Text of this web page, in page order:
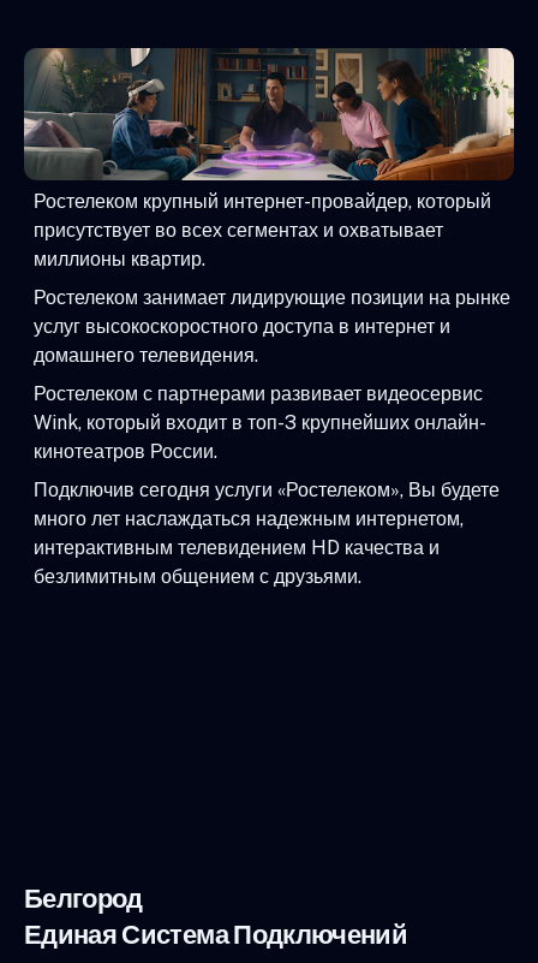
Ростелеком крупный интернет-провайдер, который
присутствует во всех сегментах и охватывает
миллионы квартир.
Ростелеком занимает лидирующие позиции на рынке
услуг высокоскоростного доступа в интернет и
домашнего телевидения.
Ростелеком с партнерами развивает видеосервис
Wink, который входит в топ-3 крупнейших онлайн-
кинотеатров России.
Подключив сегодня услуги «Ростелеком», Вы будете
много лет наслаждаться надежным интернетом,
интерактивным телевидением HD качества и
безлимитным общением с друзьями.
Белгород
Единая Система Подключений